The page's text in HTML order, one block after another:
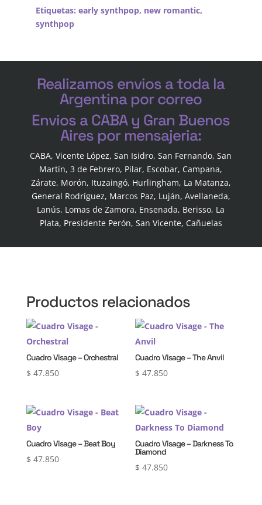
Etiquetas: early synthpop, new romantic,
synthpop
Realizamos envios a toda la
Argentina por correo
Envios a CABA y Gran Buenos
Aires por mensajeria:
CABA, Vicente López, San Isidro, San Fernando, San
Martín, 3 de Febrero, Pilar, Escobar, Campana,
Zárate, Morón, Ituzaingó, Hurlingham, La Matanza,
General Rodríguez, Marcos Paz, Luján, Avellaneda,
Lanús, Lomas de Zamora, Ensenada, Berisso, La
Plata, Presidente Perón, San Vicente, Cañuelas
Productos relacionados
Cuadro Visage – Orchestral
$ 47.850
Cuadro Visage – The Anvil
$ 47.850
Cuadro Visage – Beat Boy
$ 47.850
Cuadro Visage – Darkness To
Diamond
$ 47.850